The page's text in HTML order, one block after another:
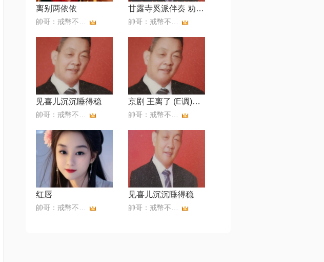
离别两依依 甘露寺奚派伴奏 劝千岁杀字休出口【西皮周懂 字幕制作】
见喜儿沉沉睡得稳 京剧 王离了 (E调)【西皮周懂 字幕制作】
红唇 见喜儿沉沉睡得稳